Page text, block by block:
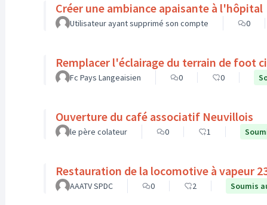
Créer une ambiance apaisante à l'hôpital
Utilisateur ayant supprimé son compte 0
Remplacer l'éclairage du terrain de foot
Fc Pays Langeaisien 0 0
Ouverture du café associatif Neuvillois
le père colateur 0 1
Restauration de la locomotive à vapeur
AAATV SPDC 0 2 Soumis